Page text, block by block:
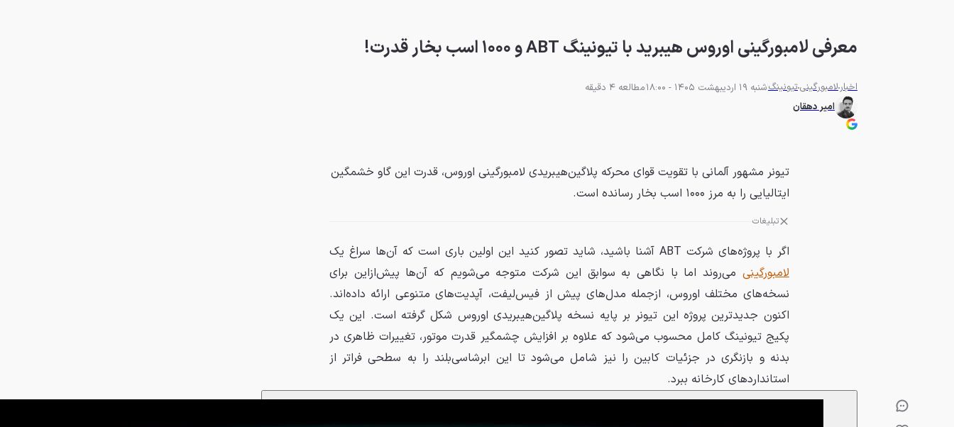
معرفی لامبورگینی اوروس هیبرید با تیونینگ ABT و ۱۰۰۰ اسب بخار قدرت!
اخبارلامبورگینیتیونینگشنبه 19 اردیبهشت 1405 - 18:00
مطالعه 4 دقیقه
امیر دهقان
تیونر مشهور آلمانی با تقویت قوای محرکه پلاگین‌هیبریدی لامبورگینی اوروس، قدرت این گاو خشمگین
ایتالیایی را به مرز ۱۰۰۰ اسب بخار رسانده است.
تبلیغات
اگر با پروژه‌های شرکت ABT آشنا باشید، شاید تصور کنید این اولین باری است که آن‌ها سراغ یک
لامبورگینی می‌روند اما با نگاهی به سوابق این شرکت متوجه می‌شویم که آن‌ها پیش‌ازاین برای
نسخه‌های مختلف اوروس، ازجمله مدل‌های پیش از فیس‌لیفت، آپدیت‌های متنوعی ارائه داده‌اند.
اکنون جدیدترین پروژه این تیونر بر پایه نسخه پلاگین‌هیبریدی اوروس شکل گرفته است. این یک
پکیج تیونینگ کامل محسوب می‌شود که علاوه بر افزایش چشمگیر قدرت موتور، تغییرات ظاهری در
بدنه و بازنگری در جزئیات کابین را نیز شامل می‌شود تا این ابرشاسی‌بلند را به سطحی فراتر از
استانداردهای کارخانه ببرد.